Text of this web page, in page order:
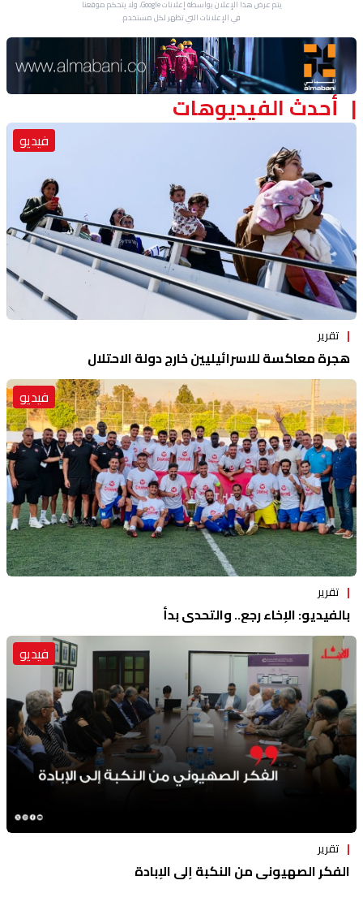
يتم عرض هذا الإعلان بواسطة إعلانات Google، ولا يتحكم موقعنا
في الإعلانات التي تظهر لكل مستخدم.
Advertisement Section
أحدث الفيديوهات
فيديو
تقرير
هجرة معاكسة للاسرائيليين خارج دولة الاحتلال
فيديو
تقرير
بالفيديو: الإخاء رجع.. والتحدي بدأ
فيديو
تقرير
الفكر الصهيوني من النكبة إلى الإبادة